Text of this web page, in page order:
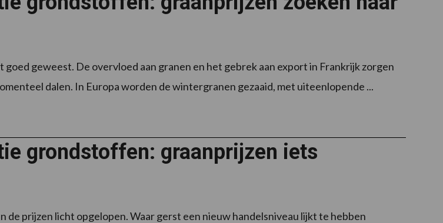
geweest. De overvloed aan granen en het gebrek aan export in Frankrijk zorgen
dalen. In Europa worden de wintergranen gezaaid, met uiteenlopende ...
grondstoffen: graanprijzen iets
de prijzen licht opgelopen. Waar gerst een nieuw handelsniveau lijkt te hebben